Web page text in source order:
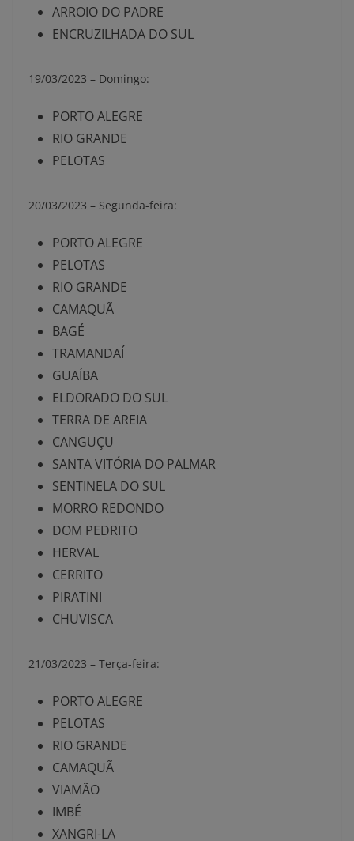
ARROIO DO PADRE
ENCRUZILHADA DO SUL
19/03/2023 – Domingo:
PORTO ALEGRE
RIO GRANDE
PELOTAS
20/03/2023 – Segunda-feira:
PORTO ALEGRE
PELOTAS
RIO GRANDE
CAMAQUÃ
BAGÉ
TRAMANDAÍ
GUAÍBA
ELDORADO DO SUL
TERRA DE AREIA
CANGUÇU
SANTA VITÓRIA DO PALMAR
SENTINELA DO SUL
MORRO REDONDO
DOM PEDRITO
HERVAL
CERRITO
PIRATINI
CHUVISCA
21/03/2023 – Terça-feira:
PORTO ALEGRE
PELOTAS
RIO GRANDE
CAMAQUÃ
VIAMÃO
IMBÉ
XANGRI-LA